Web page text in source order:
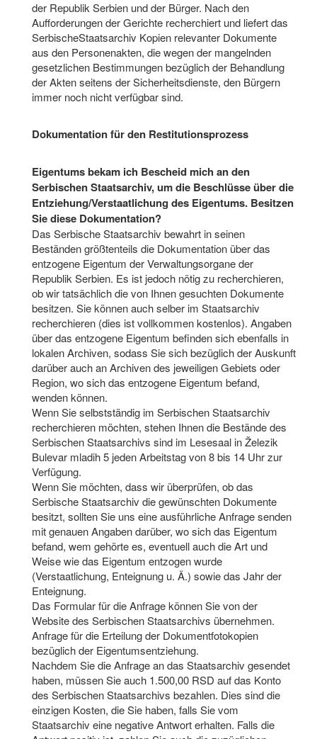
der Republik Serbien und der Bürger. Nach den
Aufforderungen der Gerichte recherchiert und liefert das
SerbischeStaatsarchiv Kopien relevanter Dokumente
aus den Personenakten, die wegen der mangelnden
gesetzlichen Bestimmungen bezüglich der Behandlung
der Akten seitens der Sicherheitsdienste, den Bürgern
immer noch nicht verfügbar sind.
Dokumentation für den Restitutionsprozess
Eigentums bekam ich Bescheid mich an den
Serbischen Staatsarchiv, um die Beschlüsse über die
Entziehung/Verstaatlichung des Eigentums. Besitzen
Sie diese Dokumentation?
Das Serbische Staatsarchiv bewahrt in seinen
Beständen größtenteils die Dokumentation über das
entzogene Eigentum der Verwaltungsorgane der
Republik Serbien. Es ist jedoch nötig zu recherchieren,
ob wir tatsächlich die von Ihnen gesuchten Dokumente
besitzen. Sie können auch selber im Staatsarchiv
recherchieren (dies ist vollkommen kostenlos). Angaben
über das entzogene Eigentum befinden sich ebenfalls in
lokalen Archiven, sodass Sie sich bezüglich der Auskunft
darüber auch an Archiven des jeweiligen Gebiets oder
Region, wo sich das entzogene Eigentum befand,
wenden können.
Wenn Sie selbstständig im Serbischen Staatsarchiv
recherchieren möchten, stehen Ihnen die Bestände des
Serbischen Staatsarchivs sind im Lesesaal in Železik
Bulevar mladih 5 jeden Arbeitstag von 8 bis 14 Uhr zur
Verfügung.
Wenn Sie möchten, dass wir überprüfen, ob das
Serbische Staatsarchiv die gewünschten Dokumente
besitzt, sollten Sie uns eine ausführliche Anfrage senden
mit genauen Angaben darüber, wo sich das Eigentum
befand, wem gehörte es, eventuell auch die Art und
Weise wie das Eigentum entzogen wurde
(Verstaatlichung, Enteignung u. Ä.) sowie das Jahr der
Enteignung.
Das Formular für die Anfrage können Sie von der
Website des Serbischen Staatsarchivs übernehmen.
Anfrage für die Erteilung der Dokumentfotokopien
bezüglich der Eigentumsentziehung.
Nachdem Sie die Anfrage an das Staatsarchiv gesendet
haben, müssen Sie auch 1.500,00 RSD auf das Konto
des Serbischen Staatsarchivs bezahlen. Dies sind die
einzigen Kosten, die Sie haben, falls Sie vom
Staatsarchiv eine negative Antwort erhalten. Falls die